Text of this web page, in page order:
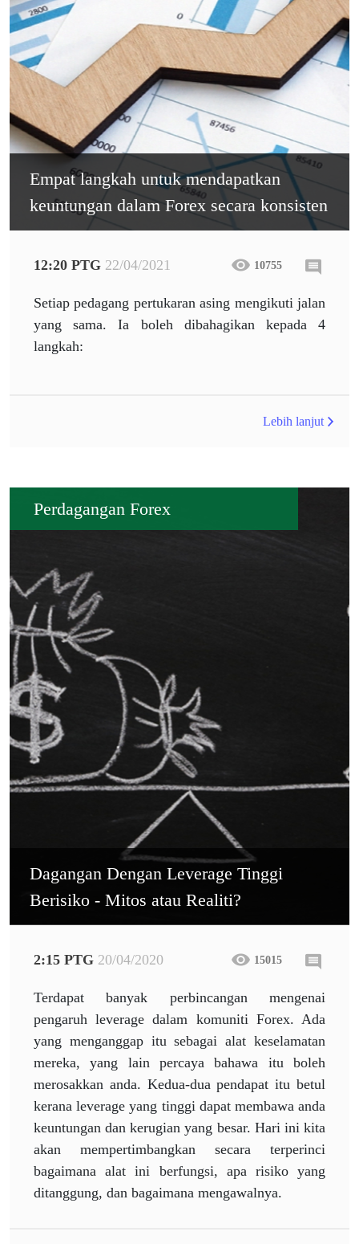
Empat langkah untuk mendapatkan
keuntungan dalam Forex secara konsisten
12:20 PTG 22/04/2021 10755
Setiap pedagang pertukaran asing mengikuti jalan
yang sama. Ia boleh dibahagikan kepada 4
langkah:
Lebih lanjut
Perdagangan Forex
Dagangan Dengan Leverage Tinggi
Berisiko - Mitos atau Realiti?
2:15 PTG 20/04/2020 15015
Terdapat banyak perbincangan mengenai
pengaruh leverage dalam komuniti Forex. Ada
yang menganggap itu sebagai alat keselamatan
mereka, yang lain percaya bahawa itu boleh
merosakkan anda. Kedua-dua pendapat itu betul
kerana leverage yang tinggi dapat membawa anda
keuntungan dan kerugian yang besar. Hari ini kita
akan mempertimbangkan secara terperinci
bagaimana alat ini berfungsi, apa risiko yang
ditanggung, dan bagaimana mengawalnya.